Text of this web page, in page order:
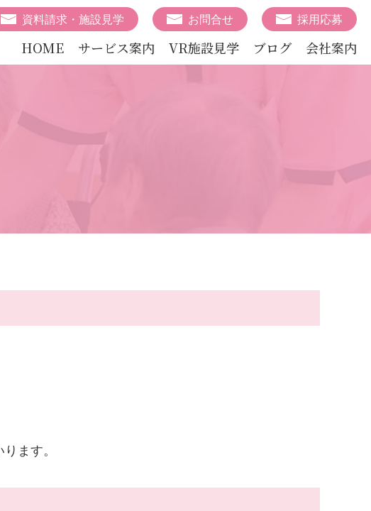
HOME サービス案内 VR施設見学 ブログ 会社案内
資料請求・施設見学 お問合せ 採用応募
ます。